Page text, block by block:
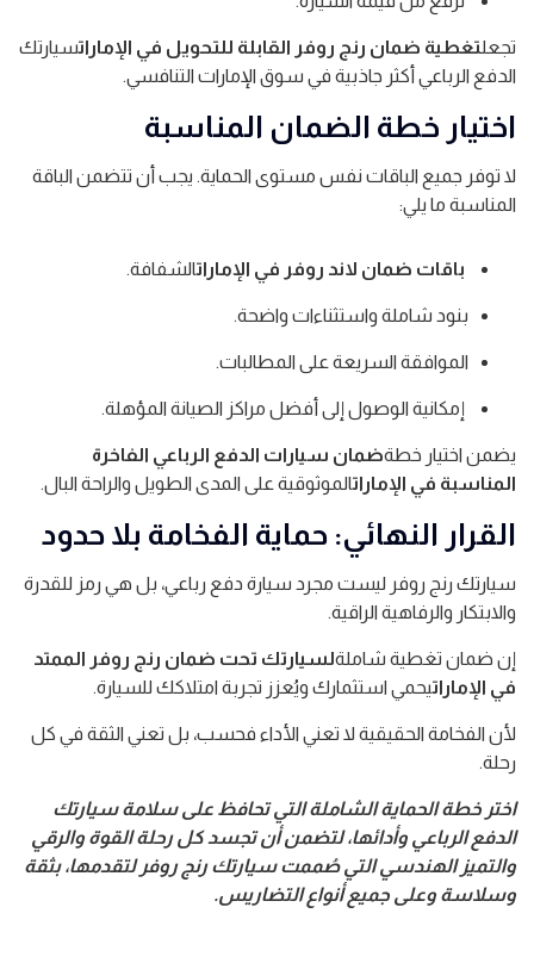
تجعلتغطية ضمان رنج روفر القابلة للتحويل في الإماراتسيارتك
الدفع الرباعي أكثر جاذبية في سوق الإمارات التنافسي.
اختيار خطة الضمان المناسبة
لا توفر جميع الباقات نفس مستوى الحماية. يجب أن تتضمن الباقة
المناسبة ما يلي:
باقات ضمان لاند روفر في الإماراتالشفافة.
بنود شاملة واستثناءات واضحة.
الموافقة السريعة على المطالبات.
إمكانية الوصول إلى أفضل مراكز الصيانة المؤهلة.
يضمن اختيار خطةضمان سيارات الدفع الرباعي الفاخرة
المناسبة في الإماراتالموثوقية على المدى الطويل والراحة البال.
القرار النهائي: حماية الفخامة بلا حدود
سيارتك رنج روفر ليست مجرد سيارة دفع رباعي، بل هي رمز للقدرة
والابتكار والرفاهية الراقية.
إن ضمان تغطية شاملةلسيارتك تحت ضمان رنج روفر الممتد
في الإماراتيحمي استثمارك ويُعزز تجربة امتلاكك للسيارة.
لأن الفخامة الحقيقية لا تعني الأداء فحسب، بل تعني الثقة في كل
رحلة.
اختر خطة الحماية الشاملة التي تحافظ على سلامة سيارتك
الدفع الرباعي وأدائها، لتضمن أن تجسد كل رحلة القوة والرقي
والتميز الهندسي التي صُممت سيارتك رنج روفر لتقدمها، بثقة
وسلاسة وعلى جميع أنواع التضاريس.